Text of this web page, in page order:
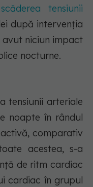
tensiunii
după intervenția
avut niciun impact
nocturne.
tensiunii arteriale
noapte în rândul
comparativ
acestea, s-a
de ritm cardiac
cardiac în grupul